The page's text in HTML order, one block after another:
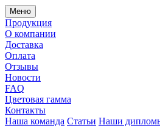
Меню
Продукция
О компании
Доставка
Оплата
Отзывы
Новости
FAQ
Цветовая гамма
Контакты
Наша команда Статьи Наши